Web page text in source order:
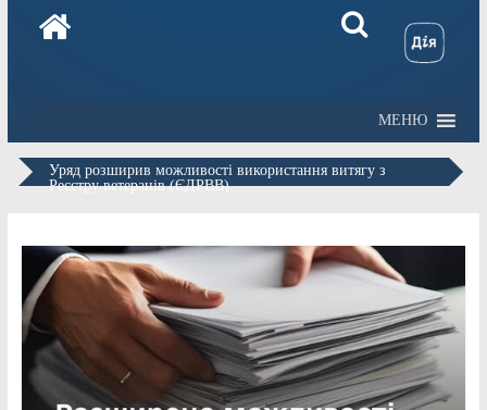
МЕНЮ
Уряд розширив можливості використання витягу з
Реєстру ветеранів (ЄДРВВ)